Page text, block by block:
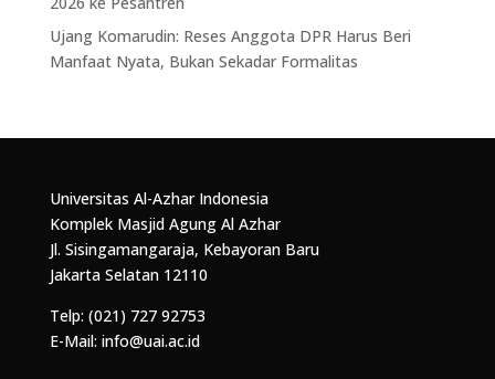
Ujang Komarudin: Reses Anggota DPR Harus Beri
Manfaat Nyata, Bukan Sekadar Formalitas
Universitas Al-Azhar Indonesia
Komplek Masjid Agung Al Azhar
Jl. Sisingamangaraja, Kebayoran Baru
Jakarta Selatan 12110
Telp: (021) 727 92753
E-Mail: info@uai.ac.id